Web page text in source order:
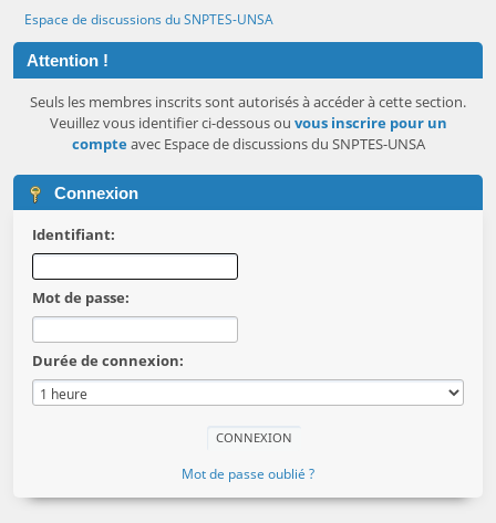
Espace de discussions du SNPTES-UNSA
Attention !
Seuls les membres inscrits sont autorisés à accéder à cette section.
Veuillez vous identifier ci-dessous ou vous inscrire pour un
compteavec Espace de discussions du SNPTES-UNSA
Connexion
Identifiant:
Mot de passe:
Durée de connexion:
Mot de passe oublié ?